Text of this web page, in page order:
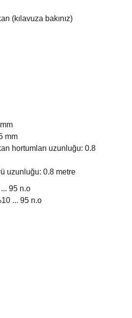
(kılavuza bakınız)
mm
hortumları uzunluğu: 0.8
uzunluğu: 0.8 metre
95 n.o
... 95 n.o